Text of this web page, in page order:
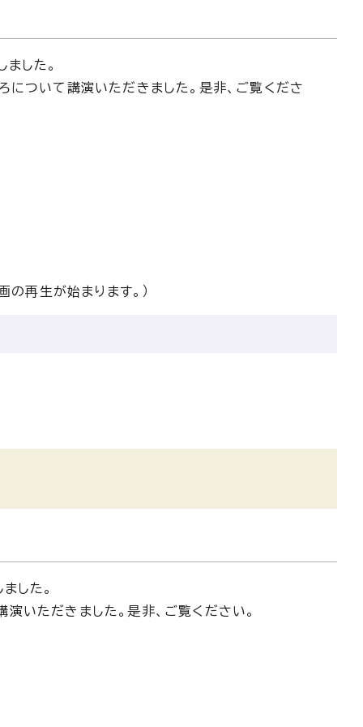
した。
ついて講演いただきました。是非、ご覧くださ
の再生が始まります。）
した。
いただきました。是非、ご覧ください。